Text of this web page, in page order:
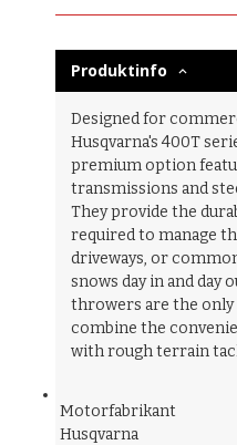
Produktinfo
Designed for
Husqvarna's 400T
premium option
transmissions and
They provide the
required to manage
driveways, or
snows day in and day
throwers are the
combine the
with rough terrain
Motorfabrikant
Husqvarna